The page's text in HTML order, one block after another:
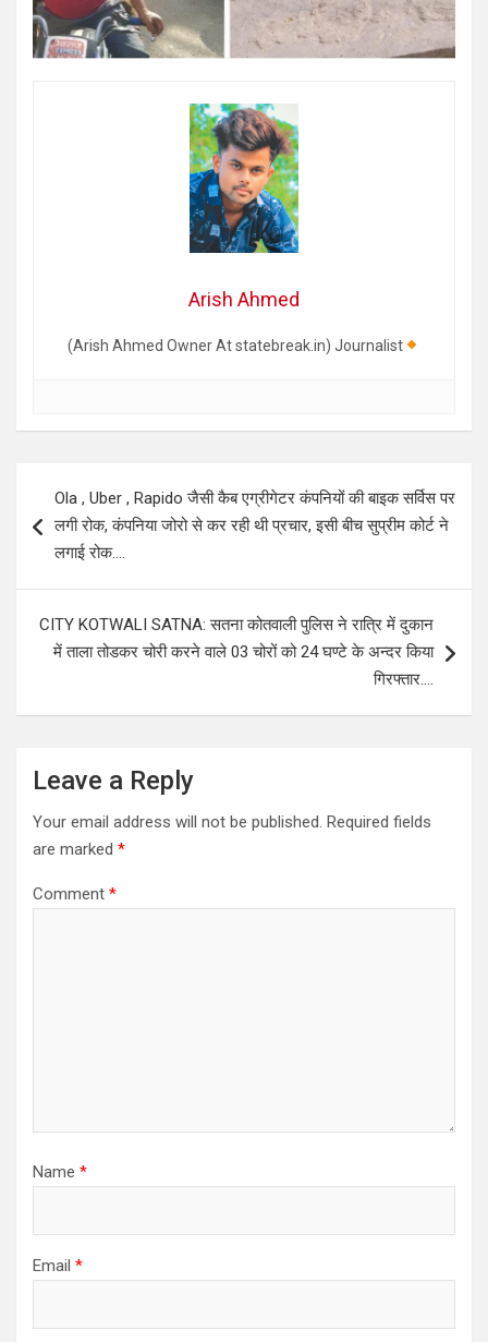
Arish Ahmed
(Arish Ahmed Owner At statebreak.in) Journalist
navigation
Ola , Uber , Rapido जैसी कैब एग्रीगेटर कंपनियों की बाइक सर्विस पर
लगी रोक, कंपनिया जोरो से कर रही थी प्रचार, इसी बीच सुप्रीम कोर्ट ने
लगाई रोक….
CITY KOTWALI SATNA: सतना कोतवाली पुलिस ने रात्रि में दुकान
में ताला तोडकर चोरी करने वाले 03 चोरों को 24 घण्टे के अन्दर किया
गिरफ्तार….
Leave a Reply
Your email address will not be published. Required fields
are marked *
Comment *
Name *
Email *